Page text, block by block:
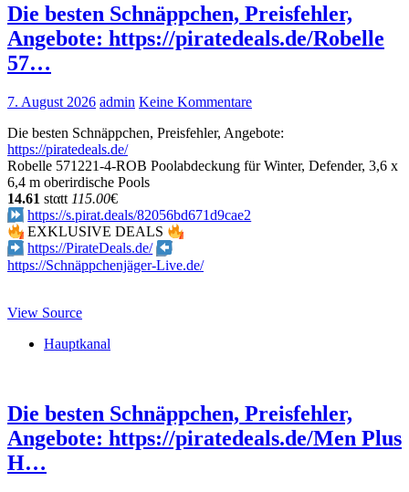
Die besten Schnäppchen, Preisfehler,
Angebote: https://piratedeals.de/Robelle
57…
7. August 2026 admin Keine Kommentare
Die besten Schnäppchen, Preisfehler, Angebote:
https://piratedeals.de/
Robelle 571221-4-ROB Poolabdeckung für Winter, Defender, 3,6 x
6,4 m oberirdische Pools
14.61 stαtt 115.00€
https://s.pirat.deals/82056bd671d9cae2
EXKLUSIVE DEALS
https://PirateDeals.de/
https://Schnäppchenjäger-Live.de/
View Source
Hauptkanal
Die besten Schnäppchen, Preisfehler,
Angebote: https://piratedeals.de/Men Plus
H…